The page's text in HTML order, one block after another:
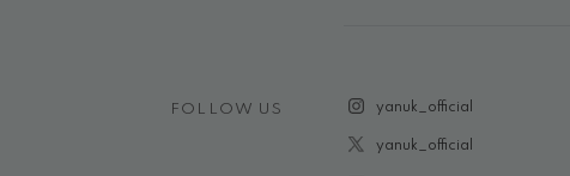
FOLLOW US yanuk_official
yanuk_official